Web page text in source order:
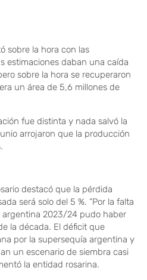
sobre la hora con las
estimaciones daban una caída
sobre la hora se recuperaron
un área de 5,6 millones de
fue distinta y nada salvó la
arrojaron que la producción
destacó que la pérdida
será solo del 5 %. “Por la falta
argentina 2023/24 pudo haber
la década. El déficit que
por la supersequía argentina y
un escenario de siembra casi
la entidad rosarina.